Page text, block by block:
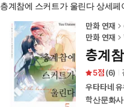
홈
로
이
동
층계참에 스커트가 울린다 상세페
만화 연재
만화 연재
층계
5 (6)
우타타네
학산문화사